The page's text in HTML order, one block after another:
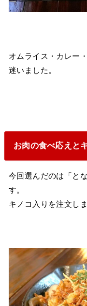
オムライス・カレー
迷いました。
お肉の食べ応えと
今回選んだのは「と
す。
キノコ入りを注文しま